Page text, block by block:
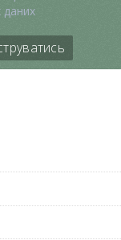
даних